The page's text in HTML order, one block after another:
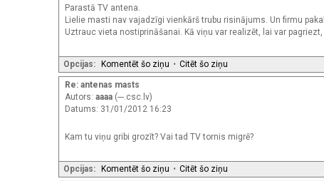
Parastā TV antena.
Lielie masti nav vajadzīgi vienkārš trubu risinājums. Un firmu
Uztrauc vieta nostiprināšanai. Kā viņu var realizēt, lai var
Opcijas: Komentēt šo ziņu • Citēt šo ziņu
Re: antenas masts
Autors: aaaa (---.csc.lv)
Datums: 31/01/2012 16:23
Kam tu viņu gribi grozīt? Vai tad TV tornis migrē?
Opcijas: Komentēt šo ziņu • Citēt šo ziņu